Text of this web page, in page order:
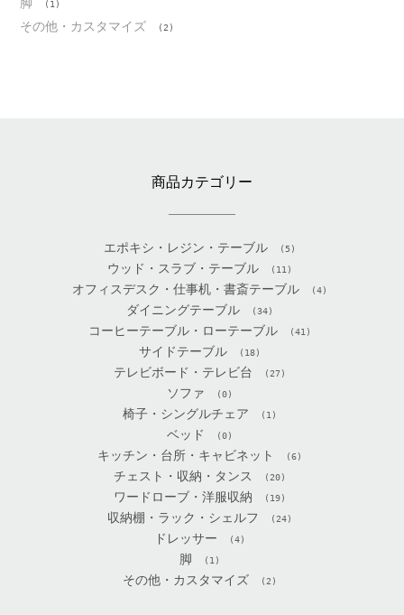
(1)
その他・カスタマイズ (2)
商品カテゴリー
エポキシ・レジン・テーブル (5)
ウッド・スラブ・テーブル (11)
オフィスデスク・仕事机・書斎テーブル (4)
ダイニングテーブル (34)
コーヒーテーブル・ローテーブル (41)
サイドテーブル (18)
テレビボード・テレビ台 (27)
ソファ (0)
椅子・シングルチェア (1)
ベッド (0)
キッチン・台所・キャビネット (6)
チェスト・収納・タンス (20)
ワードローブ・洋服収納 (19)
収納棚・ラック・シェルフ (24)
ドレッサー (4)
脚 (1)
その他・カスタマイズ (2)